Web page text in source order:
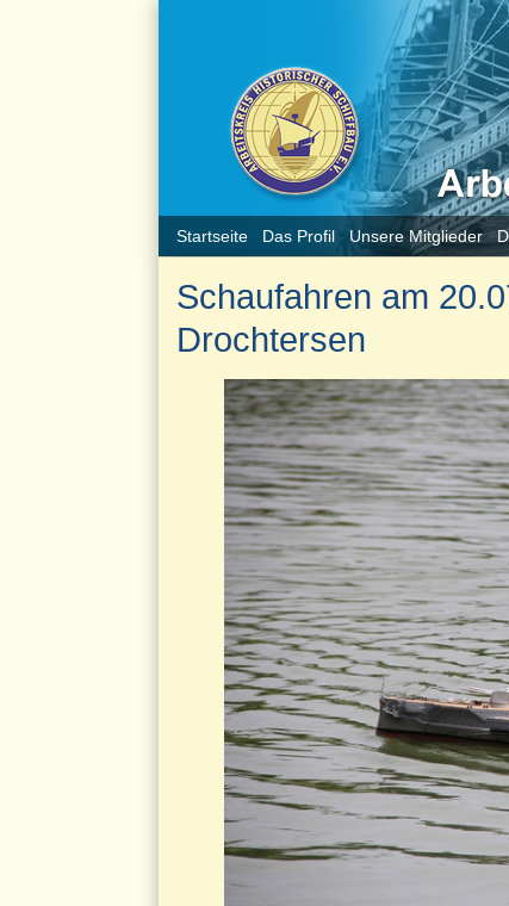
Startseite Das Profil Unsere Mitglieder
Schaufahren am
Drochtersen